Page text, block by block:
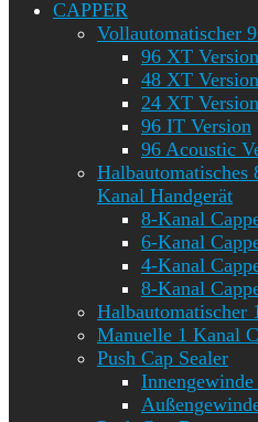
CAPPER
Vollautomatischer
96 XT Version
48 XT Version
24 XT Version
96 IT Version
96 Acoustic
Halbautomatisches
Kanal Handgerät
8-Kanal
6-Kanal
4-Kanal
8-Kanal
Halbautomatischer
Manuelle 1 Kanal
Push Cap Sealer